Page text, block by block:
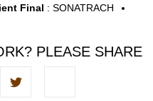
Final : SONATRACH
PLEASE SHARE